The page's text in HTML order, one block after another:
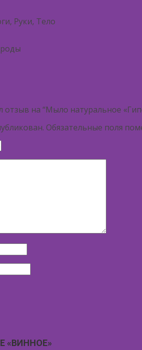
Руки, Тело
отзыв на “Мыло натуральное
Обязательные поля
«ВИННОЕ»